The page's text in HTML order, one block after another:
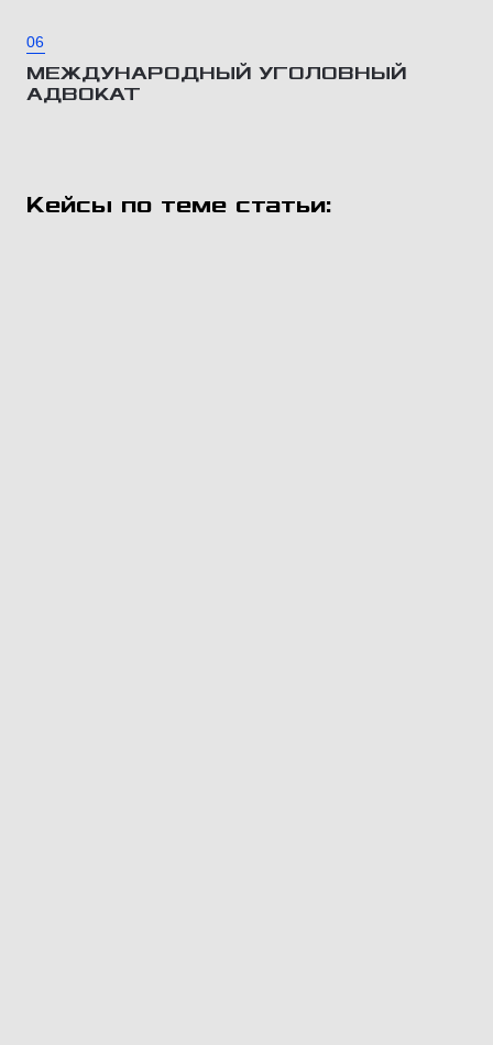
06
МЕЖДУНАРОДНЫЙ УГОЛОВНЫЙ
АДВОКАТ
Кейсы по теме статьи: